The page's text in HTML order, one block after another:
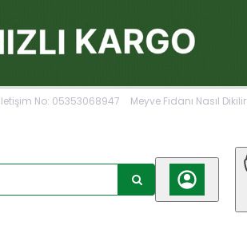
İletişim No: 05353068947 Meyve Fidanı Nasıl Dikilir